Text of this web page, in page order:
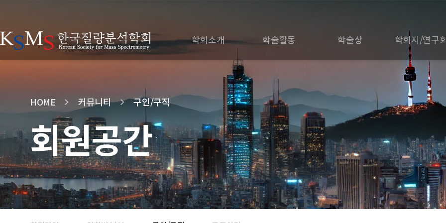
학회소개 학술활동 학술상 학회지/연구
HOME 커뮤니티 구인/구직
회원공간